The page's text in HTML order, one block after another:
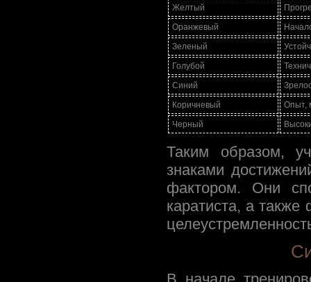
Желтый
Оранжевый
Зеленый
Голубой
Синий
Коричневый
Опыт,
Черный
Таким образом,
знаками
фактором. Они
каратиста, а также